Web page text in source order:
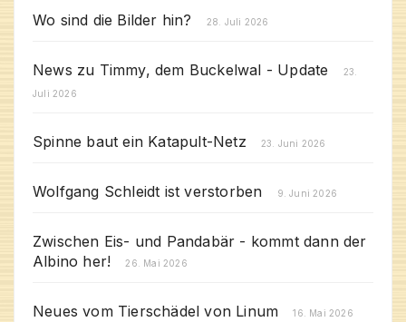
Wo sind die Bilder hin? 28. Juli 2026
News zu Timmy, dem Buckelwal - Update
23.
Juli 2026
Spinne baut ein Katapult-Netz 23. Juni 2026
Wolfgang Schleidt ist verstorben 9. Juni 2026
Zwischen Eis- und Pandabär - kommt dann der
Albino her!
26. Mai 2026
Neues vom Tierschädel von Linum 16. Mai 2026